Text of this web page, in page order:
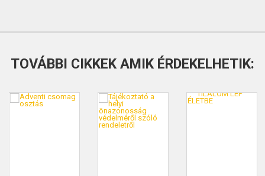
TOVÁBBI CIKKEK AMIK ÉRDEKELHETIK: